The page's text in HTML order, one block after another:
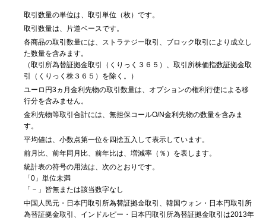
取引数量の単位は、取引単位（枚）です。
取引数量は、片道ベースです。
各商品の取引数量には、ストラテジー取引、ブロック取引により成立し
た数量を含みます。
（取引所為替証拠金取引（くりっく３６５）、取引所株価指数証拠金取
引（くりっく株３６５）を除く。）
ユーロ円3ヵ月金利先物の取引数量は、オプションの権利行使による移
行分を含みません。
金利先物等取引合計には、無担保コールO/N金利先物の数量を含みま
す。
平均値は、小数点第一位を四捨五入して表示しています。
前月比、前年同月比、前年比は、増減率（％）を表します。
統計表の符号の用法は、次のとおりです。
「0」単位未満
「－」皆無または該当数字なし
中国人民元・日本円取引所為替証拠金取引、韓国ウォン・日本円取引所
為替証拠金取引、インドルピー・日本円取引所為替証拠金取引は2013年